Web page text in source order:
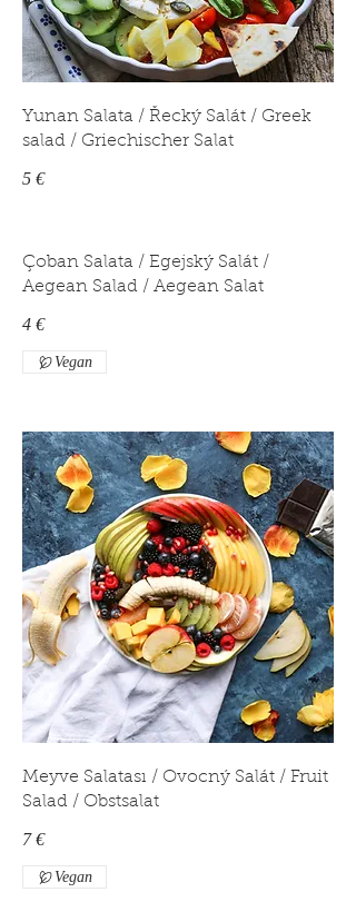
Yunan Salata / Řecký Salát / Greek
salad / Griechischer Salat
5 €
Çoban Salata / Egejský Salát /
Aegean Salad / Aegean Salat
4 €
Vegan
Meyve Salatası / Ovocný Salát / Fruit
Salad / Obstsalat
7 €
Vegan